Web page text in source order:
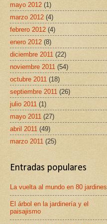
mayo 2012 (1)
marzo 2012 (4)
febrero 2012 (4)
enero 2012 (8)
diciembre 2011 (22)
noviembre 2011 (54)
octubre 2011 (18)
septiembre 2011 (26)
julio 2011 (1)
mayo 2011 (27)
abril 2011 (49)
marzo 2011 (25)
Entradas populares
La vuelta al mundo en 80 jardines
El árbol en la jardinería y el
paisajismo